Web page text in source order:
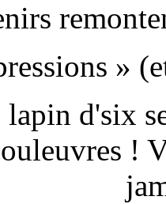
»
d'six
!